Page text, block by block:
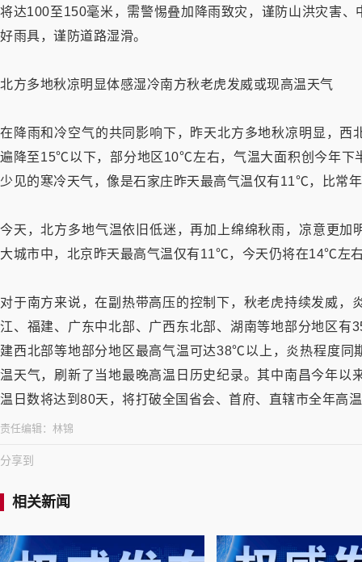
将达100至150毫米，需警惕叠加降雨致灾，谨防山洪灾害
好雨具，谨防道路湿滑。
北方多地秋凉明显体感湿冷南方秋老虎发威或现高温天气
在降雨和冷空气的共同影响下，昨天北方多地秋凉明显，
遍降至15℃以下，部分地区10℃左右，气温大面积创今年下
少见的寒冷天气，像是石家庄昨天最高气温仅有11℃，比常
今天，北方多地气温依旧低迷，再加上绵绵秋雨，凉意更
大城市中，北京昨天最高气温仅有11℃，今天仍将在14℃左
对于南方来说，在副热带高压的控制下，秋老虎持续发威，
江、福建、广东中北部、广西东北部、湖南等地部分地区
建西北部等地部分地区最高气温可达38℃以上，炎热程度同
温天气，刷新了当地最晚高温日历史纪录。其中南昌今年以
温日数将达到80天，将打破全国省会、首府、直辖市全年高
责任编辑： 林锦
分享到
相关新闻